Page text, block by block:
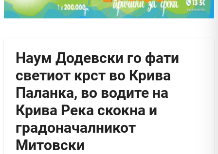
Наум Додевски го фати
светиот крст во Крива
Паланка, во водите на
Крива Река скокна и
градоначалникот
Митовски